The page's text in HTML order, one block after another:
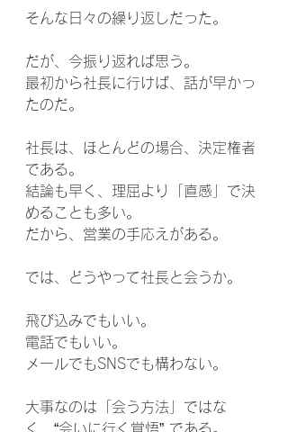
そんな日々の繰り返しだった。
だが、今振り返れば思う。
最初から社長に行けば、話が早かっ
たのだ。
社長は、ほとんどの場合、決定権者
である。
結論も早く、理屈より「直感」で決
めることも多い。
だから、営業の手応えがある。
では、どうやって社長と会うか。
飛び込みでもいい。
電話でもいい。
メールでもSNSでも構わない。
大事なのは「会う方法」ではな
く、“会いに行く覚悟” である。